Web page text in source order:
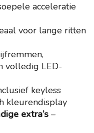
acceleratie
voor lange ritten
volledig LED-
keyless
kleurendisplay
extra’s –